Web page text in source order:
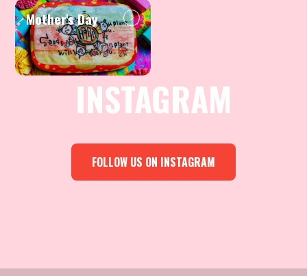
Mother's Day
INSTAGRAM
FOLLOW US ON INSTAGRAM